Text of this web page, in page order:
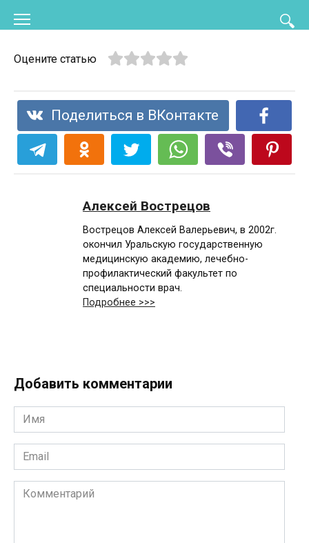
Оцените статью
Поделиться в ВКонтакте
Алексей Вострецов
Вострецов Алексей Валерьевич, в 2002г.
окончил Уральскую государственную
медицинскую академию, лечебно-
профилактический факультет по
специальности врач.
Подробнее >>>
Добавить комментарии
Имя
*
Email
*
Комментарий